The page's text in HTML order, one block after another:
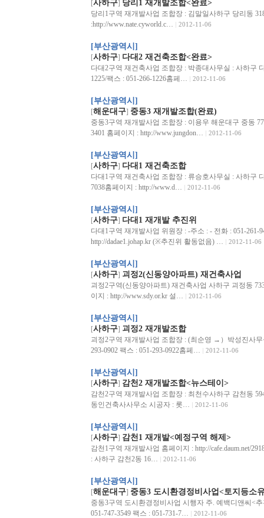
[사하구] 당리1 재개발조합<완료>
당리1구역 재개발사업 조합장 : 김말일사하구 당리동
:http://www.nate.cyworld.c…
2012-11-06
[부산광역시]
[사하구] 다대2 재건축조합<완료>
다대2구역 재건축사업 조합장 : 박종대사무실 : 사하구
1225/팩스 : 051-266-1226홈페…
2012-11-06
[부산광역시]
[해운대구] 중동3 재개발조합(완료)
중동3구역 재개발사업 조합장 : 이용우 해운대구 중동
3401 홈페이지 : http://www.jungdon…
2012-11-06
[부산광역시]
[사하구] 다대1 재건축조합
다대1구역 재건축사업 조합장 : 류승호사무실 : 사하구
7038홈페이지 : http://www.d…
2012-11-06
[부산광역시]
[사하구] 다대1 재개발 추진위
다대1구역 재개발사업 위원장 : -주소 : - 전화 : 051-261-
http://dadae1.johap.kr (※추진위 활동없음) …
2012-11-06
[부산광역시]
[사하구] 괴정2(신동양아파트) 재건축사업
괴정2구역(신동양아파트) 재건축사업 사하구 괴정동
이지 : http://www.sdy.or.kr 설…
2012-11-06
[부산광역시]
[사하구] 괴정2 재개발조합
괴정2구역 재개발사업 조합장 : (최순영 →）박성진사
293-0902 팩스 : 051-293-0922홈페…
2012-11-06
[부산광역시]
[사하구] 감천2 재개발조합<뉴스테이>
감천2구역 재개발사업 조합장 : 최천수사하구 감천동
동인건축사사무소 시공자 : 롯…
2012-11-06
[부산광역시]
[사하구] 감천1 재개발<예정구역 해제>
감천1구역 재개발사업 홈페이지 : http://cafe.daum.net/
: 사하구 감천2동 16…
2012-11-06
[부산광역시]
[해운대구] 중동3 도시환경정비사업<토지등소
중동3구역 도시환경정비사업 시행자 주. 예백디앤씨<
051-747-3549 팩스 : 051-731-7…
2012-11-06